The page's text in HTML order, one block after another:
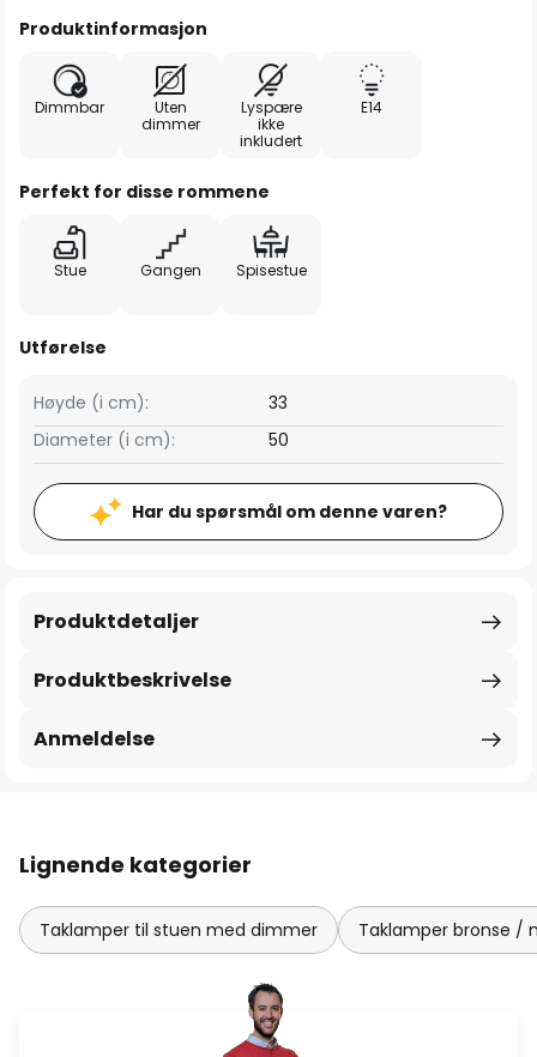
Produktinformasjon
Dimmbar
Uten
dimmer
Lyspære
ikke
inkludert
E14
Perfekt for disse rommene
Stue Gangen Spisestue
Utførelse
Høyde (i cm):
33
Diameter (i cm):
50
Har du spørsmål om denne varen?
Produktbeskrivelse
Produktdetaljer
Anmeldelse
Lignende kategorier
Taklamper til stuen med dimmer Taklamper bronse /